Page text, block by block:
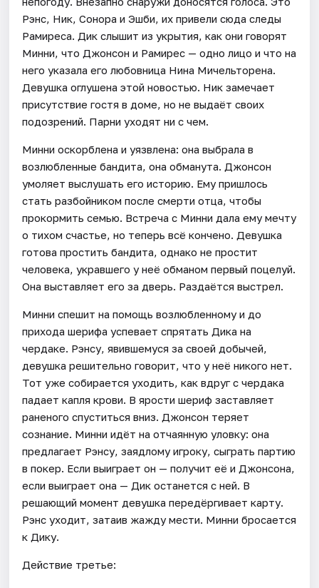
Рэнс, Ник, Сонора и Эшби, их привели сюда следы
Рамиреса. Дик слышит из укрытия, как они говорят
Минни, что Джонсон и Рамирес — одно лицо и что на
него указала его любовница Нина Мичельторена.
Девушка оглушена этой новостью. Ник замечает
присутствие гостя в доме, но не выдаёт своих
подозрений. Парни уходят ни с чем.
Минни оскорблена и уязвлена: она выбрала в
возлюбленные бандита, она обманута. Джонсон
умоляет выслушать его историю. Ему пришлось
стать разбойником после смерти отца, чтобы
прокормить семью. Встреча с Минни дала ему мечту
о тихом счастье, но теперь всё кончено. Девушка
готова простить бандита, однако не простит
человека, укравшего у неё обманом первый поцелуй.
Она выставляет его за дверь. Раздаётся выстрел.
Минни спешит на помощь возлюбленному и до
прихода шерифа успевает спрятать Дика на
чердаке. Рэнсу, явившемуся за своей добычей,
девушка решительно говорит, что у неё никого нет.
Тот уже собирается уходить, как вдруг с чердака
падает капля крови. В ярости шериф заставляет
раненого спуститься вниз. Джонсон теряет
сознание. Минни идёт на отчаянную уловку: она
предлагает Рэнсу, заядлому игроку, сыграть партию
в покер. Если выиграет он — получит её и Джонсона,
если выиграет она — Дик останется с ней. В
решающий момент девушка передёргивает карту.
Рэнс уходит, затаив жажду мести. Минни бросается
к Дику.
Действие третье: